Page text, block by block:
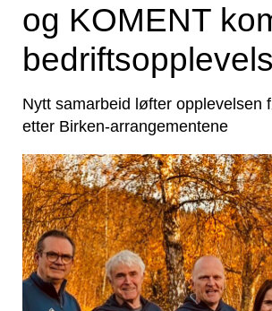
og KOMENT
Nytt samarbeid løfter opplevelsen
etter Birken-arrangementene